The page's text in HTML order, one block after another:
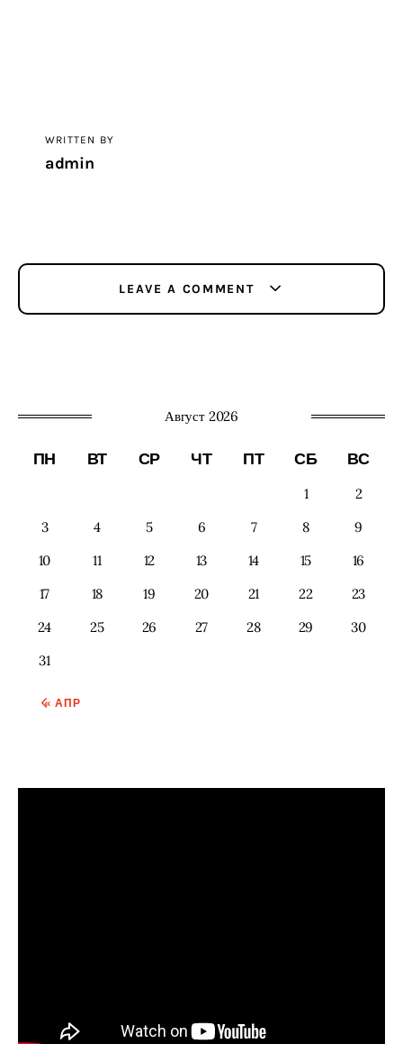
WRITTEN BY
admin
LEAVE A COMMENT
Август 2026
ПН ВТ СР ЧТ ПТ СБ ВС
1
2
3
4 5 6 7 8
9
10
11 12 13 14 15
16
17
18 19 20 21 22
23
24
25 26 27 28 29
30
31
« АПР